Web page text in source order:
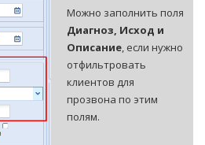
Можно заполнить поля
Диагноз, Исход и
Описание, если нужно
отфильтровать
клиентов для
прозвона по этим
полям.